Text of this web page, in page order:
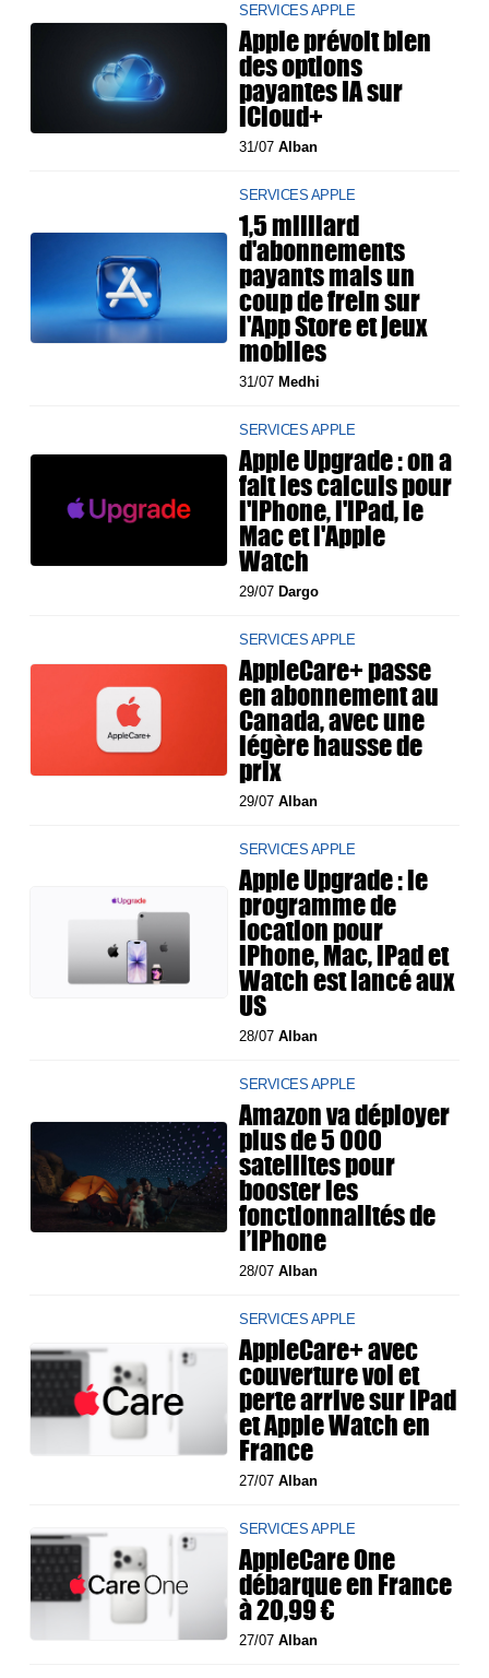
SERVICES APPLE
Apple prévoit bien
des options
payantes IA sur
iCloud+
31/07Alban
SERVICES APPLE
1,5 milliard
d'abonnements
payants mais un
coup de frein sur
l'App Store et jeux
mobiles
31/07Medhi
SERVICES APPLE
Apple Upgrade : on a
fait les calculs pour
l'iPhone, l'iPad, le
Mac et l'Apple
Watch
29/07Dargo
SERVICES APPLE
AppleCare+ passe
en abonnement au
Canada, avec une
légère hausse de
prix
29/07Alban
SERVICES APPLE
Apple Upgrade : le
programme de
location pour
iPhone, Mac, iPad et
Watch est lancé aux
US
28/07Alban
SERVICES APPLE
Amazon va déployer
plus de 5 000
satellites pour
booster les
fonctionnalités de
l’iPhone
28/07Alban
SERVICES APPLE
AppleCare+ avec
couverture vol et
perte arrive sur iPad
et Apple Watch en
France
27/07Alban
SERVICES APPLE
AppleCare One
débarque en France
à 20,99 €
27/07Alban